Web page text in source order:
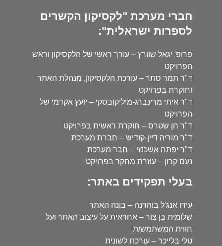
חברי מערכת "לקסיקון הקשרים
לספרות ישראלית":
פרופ' יגאל שוורץ – עורך ראשי של הלקסיקון וראש
הפרויקט
ד"ר תמר סתר – עורכת הלקסיקון, מנהלת האתר
וחוקרת בפרויקט
ד"ר איתי מרינברג-מיליקובסקי – יועץ אקדמי של
הפרויקט
ד"ר חן שטרס – חוקרת ראשית בפרויקט
ד"ר מוריה דיין-קודיש – חברת מערכת
ד"ר יפתח אשכנזי – חבר מערכת
נעם קרון – עוזרת מחקר בפרויקט
בעלי תפקידים באתר:
עידו אנג'ל בוהדנה – בונה האתר
שלומית בן צור – אחראית על עיצוב האתר ועל
חווית המשתמש/ת
טלי בלייכר – עורכת לשונית